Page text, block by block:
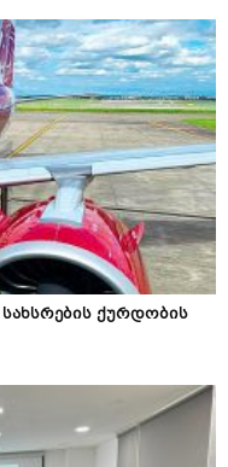
სახსრების ქურდობის